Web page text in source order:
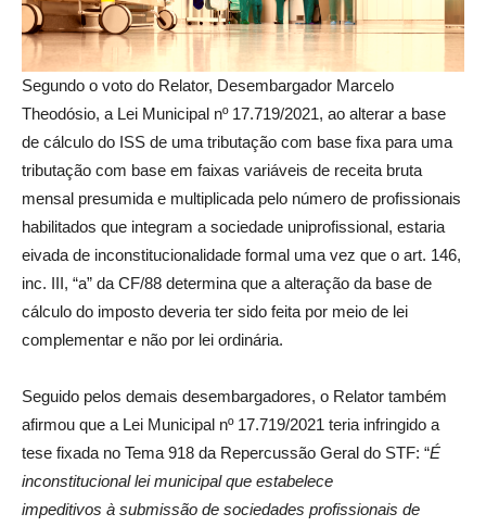
Segundo o voto do Relator, Desembargador Marcelo
Theodósio, a Lei Municipal nº 17.719/2021, ao alterar a base
de cálculo do ISS de uma tributação com base fixa para uma
tributação com base em faixas variáveis de receita bruta
mensal presumida e multiplicada pelo número de profissionais
habilitados que integram a sociedade uniprofissional, estaria
eivada de inconstitucionalidade formal uma vez que o art. 146,
inc. III, “a” da CF/88 determina que a alteração da base de
cálculo do imposto deveria ter sido feita por meio de lei
complementar e não por lei ordinária.
Seguido pelos demais desembargadores, o Relator também
afirmou que a Lei Municipal nº 17.719/2021 teria infringido a
tese fixada no Tema 918 da Repercussão Geral do STF: “É
inconstitucional lei municipal que estabelece
impeditivos à submissão de sociedades profissionais de